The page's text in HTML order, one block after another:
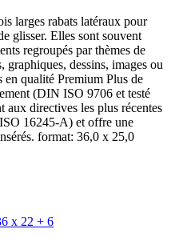
larges rabats latéraux pour
glisser. Elles sont souvent
regroupés par thèmes de
graphiques, dessins, images ou
qualité Premium Plus de
(DIN ISO 9706 et testé
aux directives les plus récentes
16245-A) et offre une
format: 36,0 x 25,0